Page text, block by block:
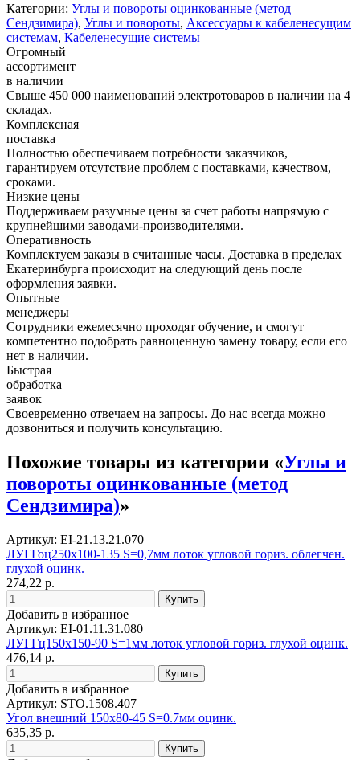
Категории: Углы и повороты оцинкованные (метод
Сендзимира), Углы и повороты, Аксессуары к кабеленесущим
системам, Кабеленесущие системы
Огромный
ассортимент
в наличии
Свыше 450 000 наименований электротоваров в наличии на 4
складах.
Комплексная
поставка
Полностью обеспечиваем потребности заказчиков,
гарантируем отсутствие проблем с поставками, качеством,
сроками.
Низкие цены
Поддерживаем разумные цены за счет работы напрямую с
крупнейшими заводами-производителями.
Оперативность
Комплектуем заказы в считанные часы. Доставка в пределах
Екатеринбурга происходит на следующий день после
оформления заявки.
Опытные
менеджеры
Сотрудники ежемесячно проходят обучение, и смогут
компетентно подобрать равноценную замену товару, если его
нет в наличии.
Быстрая
обработка
заявок
Своевременно отвечаем на запросы. До нас всегда можно
дозвониться и получить консультацию.
Похожие товары из категории «Углы и
повороты оцинкованные (метод
Сендзимира)»
Артикул: EI-21.13.21.070
ЛУГГоц250х100-135 S=0,7мм лоток угловой гориз. облегчен.
глухой оцинк.
274,22 р.
Добавить в избранное
Артикул: EI-01.11.31.080
ЛУГГц150х150-90 S=1мм лоток угловой гориз. глухой оцинк.
476,14 р.
Добавить в избранное
Артикул: STO.1508.407
Угол внешний 150х80-45 S=0.7мм оцинк.
635,35 р.